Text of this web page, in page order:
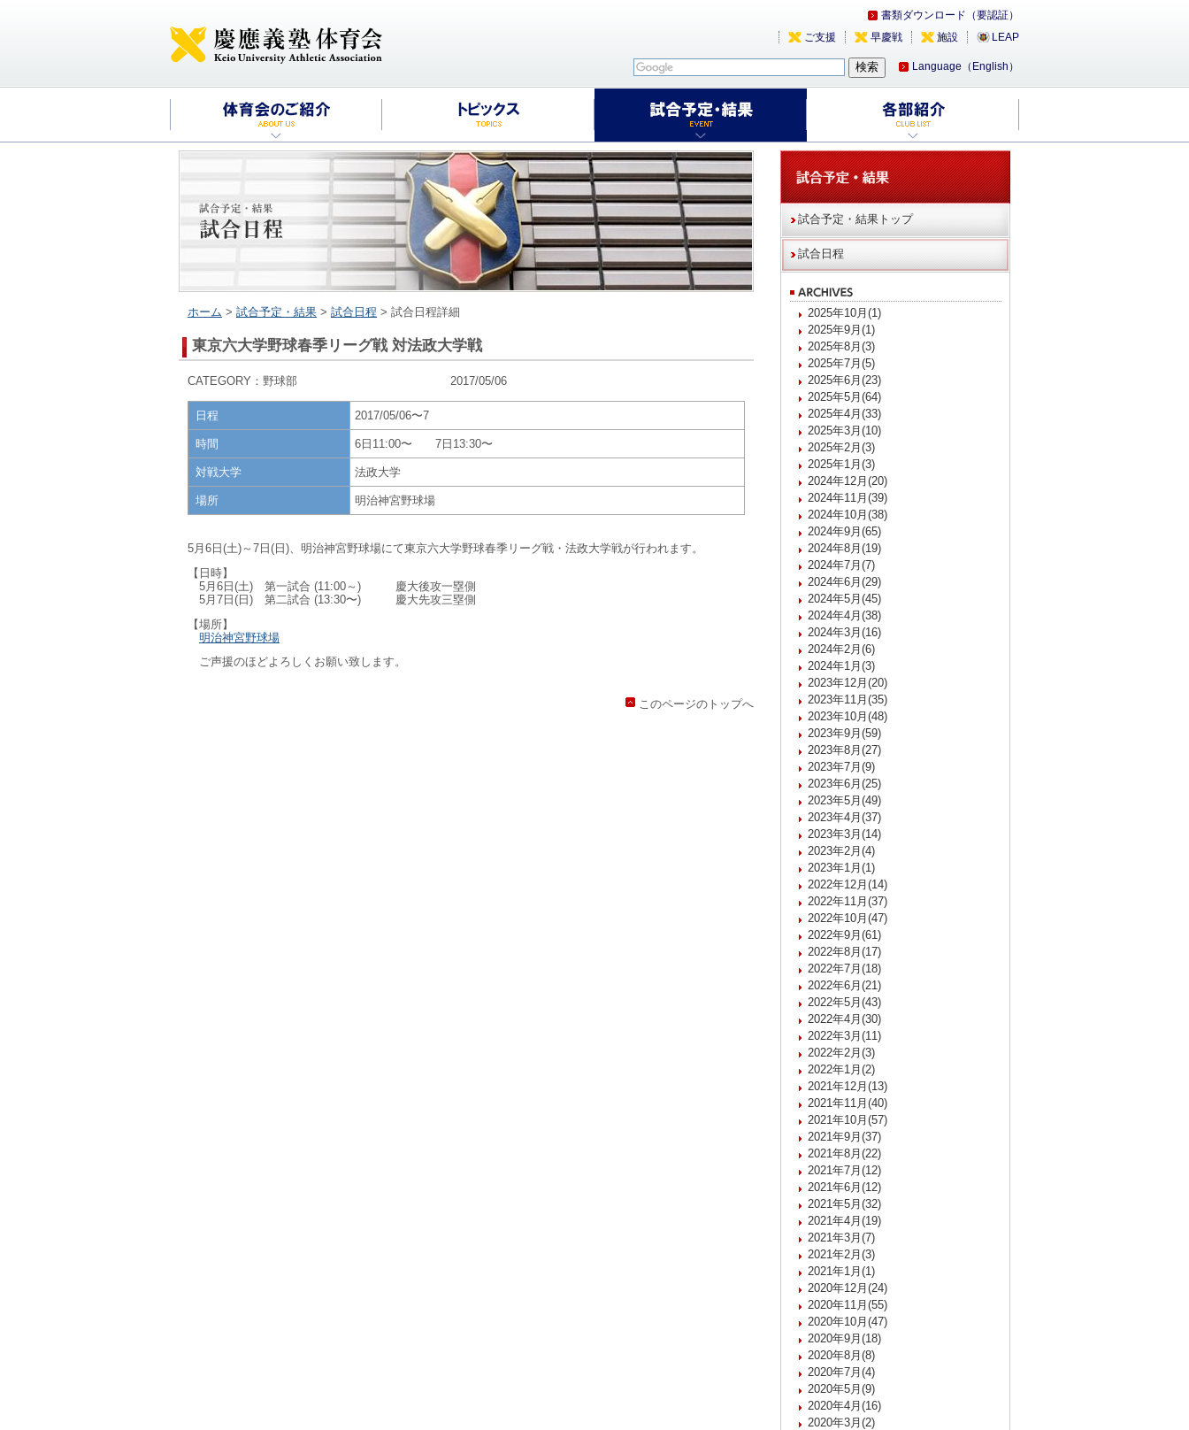
書類ダウンロード（要認証）
LEAP
施設
早慶戦
ご支援
Language（English）
ホーム > 試合予定・結果 > 試合日程 > 試合日程詳細
東京六大学野球春季リーグ戦 対法政大学戦
CATEGORY：野球部 2017/05/06
日程 2017/05/06〜7
時間 6日11:00〜 7日13:30〜
対戦大学 法政大学
場所 明治神宮野球場
5月6日(土)～7日(日)、明治神宮野球場にて東京六大学野球春季リーグ戦・法政大学戦が行われます。
【日時】
5月6日(土) 第一試合 (11:00～) 慶大後攻一塁側
5月7日(日) 第二試合 (13:30〜) 慶大先攻三塁側
【場所】
明治神宮野球場
ご声援のほどよろしくお願い致します。
このページのトップへ
試合予定・結果トップ
試合日程
2025年10月(1)
2025年9月(1)
2025年8月(3)
2025年7月(5)
2025年6月(23)
2025年5月(64)
2025年4月(33)
2025年3月(10)
2025年2月(3)
2025年1月(3)
2024年12月(20)
2024年11月(39)
2024年10月(38)
2024年9月(65)
2024年8月(19)
2024年7月(7)
2024年6月(29)
2024年5月(45)
2024年4月(38)
2024年3月(16)
2024年2月(6)
2024年1月(3)
2023年12月(20)
2023年11月(35)
2023年10月(48)
2023年9月(59)
2023年8月(27)
2023年7月(9)
2023年6月(25)
2023年5月(49)
2023年4月(37)
2023年3月(14)
2023年2月(4)
2023年1月(1)
2022年12月(14)
2022年11月(37)
2022年10月(47)
2022年9月(61)
2022年8月(17)
2022年7月(18)
2022年6月(21)
2022年5月(43)
2022年4月(30)
2022年3月(11)
2022年2月(3)
2022年1月(2)
2021年12月(13)
2021年11月(40)
2021年10月(57)
2021年9月(37)
2021年8月(22)
2021年7月(12)
2021年6月(12)
2021年5月(32)
2021年4月(19)
2021年3月(7)
2021年2月(3)
2021年1月(1)
2020年12月(24)
2020年11月(55)
2020年10月(47)
2020年9月(18)
2020年8月(8)
2020年7月(4)
2020年5月(9)
2020年4月(16)
2020年3月(2)